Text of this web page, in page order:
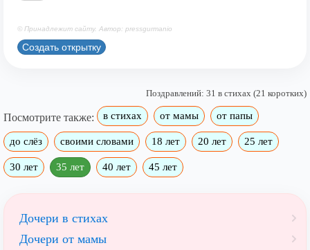
© Принадлежит сайту. Автор: pressgurmanio
Создать открытку
Поздравлений: 31 в стихах (21 коротких)
Посмотрите также: в стихах от мамы от папы
до слёз своими словами 18 лет 20 лет 25 лет
30 лет 35 лет 40 лет 45 лет
Дочери в стихах
Дочери от мамы